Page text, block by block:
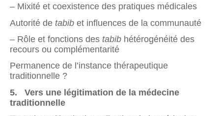
– Mixité et coexistence des pratiques médicales
Autorité de tabib et influences de la communauté
– Rôle et fonctions des tabib hétérogénéité des
recours ou complémentarité
Permanence de l’instance thérapeutique
traditionnelle ?
5. Vers une légitimation de la médecine
traditionnelle